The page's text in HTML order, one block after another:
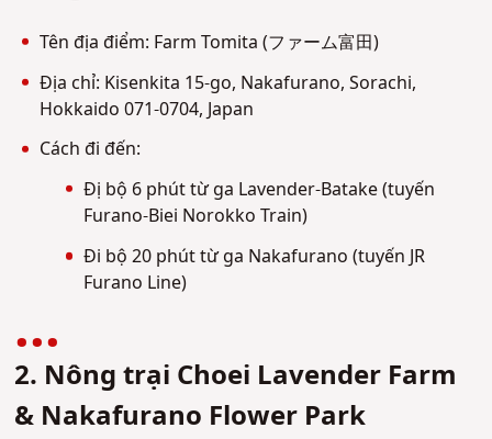
Tên địa điểm: Farm Tomita (ファーム富田)
Địa chỉ: Kisenkita 15-go, Nakafurano, Sorachi,
Hokkaido 071-0704, Japan
Cách đi đến:
Đị bộ 6 phút từ ga Lavender-Batake (tuyến
Furano-Biei Norokko Train)
Đi bộ 20 phút từ ga Nakafurano (tuyến JR
Furano Line)
2. Nông trại Choei Lavender Farm
& Nakafurano Flower Park